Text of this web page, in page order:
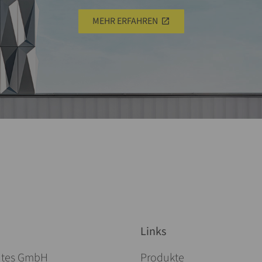
MEHR ERFAHREN
GmbH
Links
Navigation überspringen
Produkte